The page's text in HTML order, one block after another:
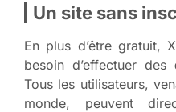
Un site sans
En plus d’être gratuit,
besoin d’effectuer des
Tous les utilisateurs,
monde, peuvent